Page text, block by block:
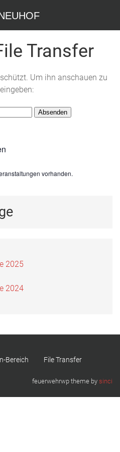
Transfer
Um ihn anschauen zu
vorhanden.
2025
2024
Bereich File Transfer
feuerwehrwp theme by sinci